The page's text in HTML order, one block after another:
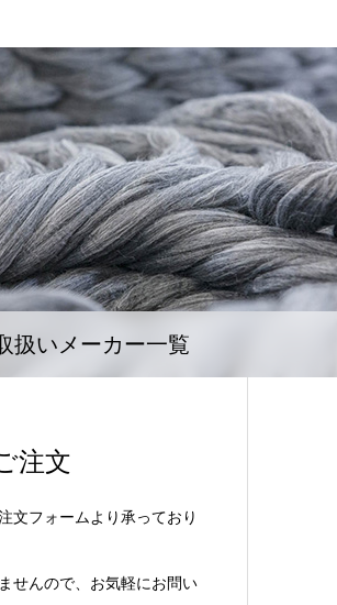
扱いメーカー一覧
注文
文フォームより承っており
せんので、お気軽にお問い